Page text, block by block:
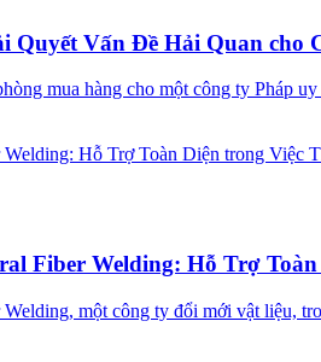
Quyết Vấn Đề Hải Quan cho
mua hàng cho một công ty Pháp
Fiber Welding: Hỗ Trợ
một công ty đổi mới vật liệu,